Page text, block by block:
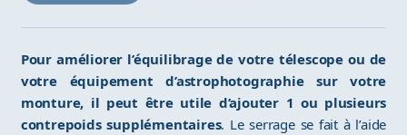
Pour améliorer l’équilibrage de votre télescope ou de
votre équipement d’astrophotographie sur votre
monture, il peut être utile d’ajouter 1 ou plusieurs
contrepoids supplémentaires. Le serrage se fait à l’aide